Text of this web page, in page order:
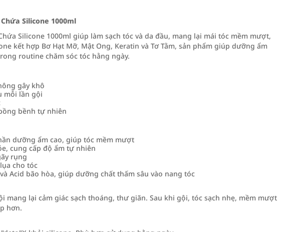
Silicone 1000ml
Silicone 1000ml giúp làm sạch tóc và da đầu, mang lại mái tóc mềm mượt,
kết hợp Bơ Hạt Mỡ, Mật Ong, Keratin và Tơ Tằm, sản phẩm giúp dưỡng ẩm
routine chăm sóc tóc hằng ngày.
gây khô
mỗi lần gội
bềnh tự nhiên
dưỡng ẩm cao, giúp tóc mềm mượt
cung cấp độ ẩm tự nhiên
rụng
cho tóc
Acid bão hòa, giúp dưỡng chất thấm sâu vào nang tóc
mang lại cảm giác sạch thoáng, thư giãn. Sau khi gội, tóc sạch nhẹ, mềm mượt
hơn.